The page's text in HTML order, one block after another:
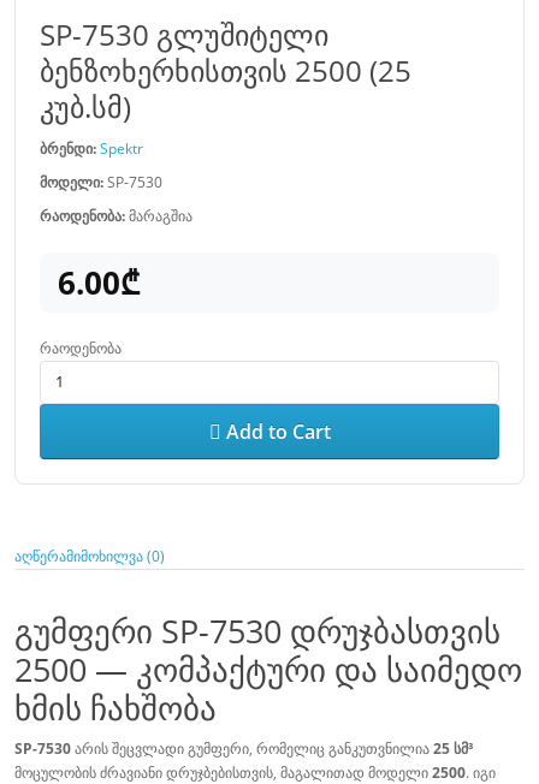
SP-7530 გლუშიტელი
ბენზოხერხისთვის 2500 (25
კუბ.სმ)
ბრენდი:Spektr
მოდელი:SP-7530
რაოდენობა:მარაგშია
6.00₾
რაოდენობა
Add to Cart
აღწერამიმოხილვა (0)
გუმფერი SP-7530 დრუჯბასთვის
2500 — კომპაქტური და საიმედო
ხმის ჩახშობა
SP-7530არის შეცვლადი გუმფერი, რომელიც განკუთვნილია25 სმ³
მოცულობის ძრავიანი დრუჯბებისთვის, მაგალითად მოდელი2500. იგი